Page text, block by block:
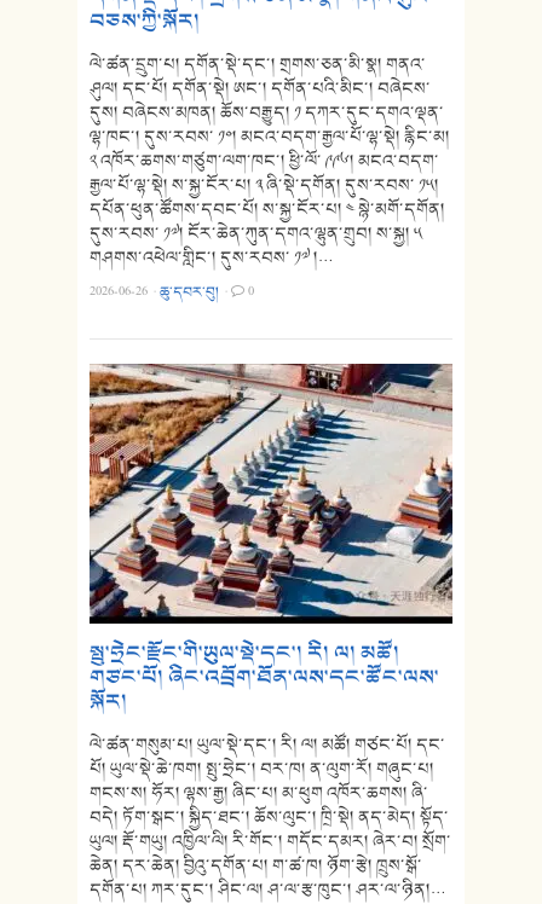
བཅས་ཀྱི་སྐོར།
ལེ་ཚན་དྲུག་པ། དགོན་སྡེ་དང་། གྲགས་ཅན་མི་སྣ། གནའ་
ཤུལ། དང་པོ། དགོན་སྡེ། ཨང་། དགོན་པའི་མིང་། བཞེངས་
དུས། བཞེངས་མཁན། ཆོས་བརྒྱུད། ༡ དཀར་དུང་དགའ་ལྡན་
ལྷ་ཁང་། དུས་རབས་ ༡༠། མངའ་བདག་རྒྱལ་པོ་ལྷ་སྡེ། རྙིང་མ།
༢ འཁོར་ཆགས་གཙུག་ལག་ཁང་། ཕྱི་ལོ་ ༩༩༦། མངའ་བདག་
རྒྱལ་པོ་ལྷ་སྡེ། ས་སྐྱ་ངོར་པ། ༣ ཞི་སྡེ་དགོན། དུས་རབས་ ༡༥།
དཔོན་ཕུན་ཚོགས་དབང་པོ། ས་སྐྱ་ངོར་པ། ༤ སྙེ་མགོ་དགོན།
དུས་རབས་ ༡༧། ངོར་ཆེན་ཀུན་དགའ་ལྷུན་གྲུབ། ས་སྐྱ། ༥
གཤགས་འཕེལ་གླིང་། དུས་རབས་ ༡༧ །…
2026-06-26 ·ཆུ་དབར་བུ། · 0
སྤུ་ཧྲེང་རྫོང་གི་ཡུལ་སྡེ་དང་། རི། ལ། མཚོ།
གཙང་པོ། ཞིང་འབྲོག་ཐོན་ལས་དང་ཚོང་ལས་
སྐོར།
ལེ་ཚན་གསུམ་པ། ཡུལ་སྡེ་དང་། རི། ལ། མཚོ། གཙང་པོ། དང་
པོ། ཡུལ་སྡེ་ཆེ་ཁག། སྤུ་ཧྲེང་། བར་ཁ། ན་ལུག་རོ། གཞུང་པ།
གངས་ས། ཧོར། ལྷས་རྒྱ། ཞིང་པ། མ་ཕུག འཁོར་ཆགས། ཞི་
བདེ། ཏོག་སྒང་། སྐྱིད་ཐང་། ཆོས་ལུང་། ཁྲི་སྡེ། ནད་མེད། སྟོད་
ཡུལ། རྡོ་གཡུ། འཁྱིལ་ལི། རི་གོང་། གདོང་དམར། ཞེར་བ། སྲོག་
ཆེན། དར་ཆེན། བྱིའུ་དགོན་པ། ག་ཚ་ཁ། ཉོག་རྩེ། ཁྲུས་སྒོ་
དགོན་པ། ཀར་དུང་། ཤིང་ལ། ཤ་ལ་རྩ་ཁུང་། ཤར་ལ་ཉིན།…